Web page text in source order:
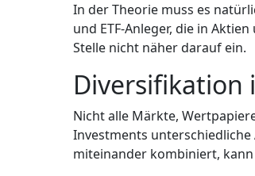
In der Theorie muss es
und ETF-Anleger, die in
Stelle nicht näher darauf ein.
Diversifikation
Nicht alle Märkte,
Investments
miteinander kombiniert,